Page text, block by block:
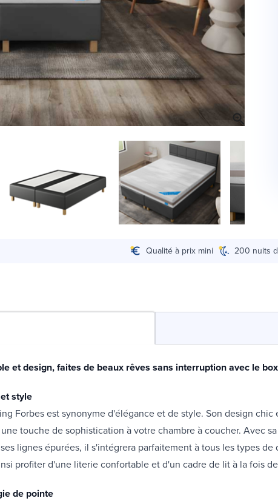
Qualité à prix mini 200 nuits
et design, faites de beaux rêves sans interruption avec le
style
Forbes est synonyme d'élégance et de style. Son design chic
touche de sophistication à votre chambre à coucher. Avec
lignes épurées, il s'intégrera parfaitement à tous les types de
profiter d'une literie confortable et d'un cadre de lit à la fois
de pointe